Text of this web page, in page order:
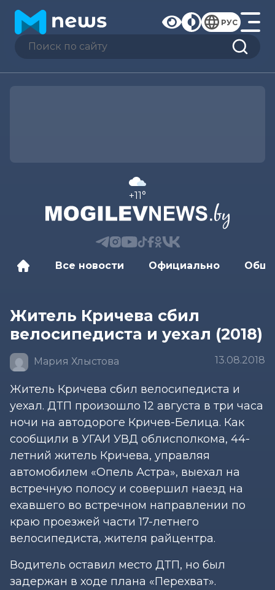
РУС
+11°
Все новости Официально
Житель Кричева сбил
велосипедиста и уехал (2018)
Мария Хлыстова 13.08.2018
Житель Кричева сбил велосипедиста и
уехал. ДТП произошло 12 августа в три часа
ночи на автодороге Кричев-Белица. Как
сообщили в УГАИ УВД облисполкома, 44-
летний житель Кричева, управляя
автомобилем «Опель Астра», выехал на
встречную полосу и совершил наезд на
ехавшего во встречном направлении по
краю проезжей части 17-летнего
велосипедиста, жителя райцентра.
Водитель оставил место ДТП, но был
задержан в ходе плана «Перехват».